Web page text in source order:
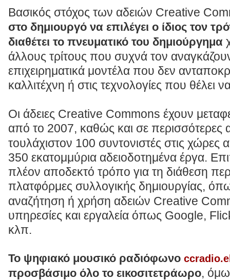
Βασικός στόχος των αδειών Creative
στο δημιουργό να επιλέγει ο ίδιος τον
διαθέτει το πνευματικό του δημιούργημα
άλλους τρίτους που συχνά τον
επιχειρηματικά μοντέλα που δεν
καλλιτέχνη ή στις τεχνολογίες που θέλει
Οι άδειες Creative Commons έχουν
από το 2007, καθώς και σε
τουλάχιστον 100 συντονιστές στις χώρες
350 εκατομμύρια αδειοδοτημένα έργα.
πλέον αποδεκτό τρόπο για τη διάθεση
πλατφόρμες συλλογικής δημιουργίας,
αναζήτηση ή χρήση αδειών Creative
υπηρεσίες και εργαλεία όπως Google,
κλπ.
Το ψηφιακό μουσικό ραδιόφωνο
προσβάσιμο όλο το εικοσιτετράωρο,